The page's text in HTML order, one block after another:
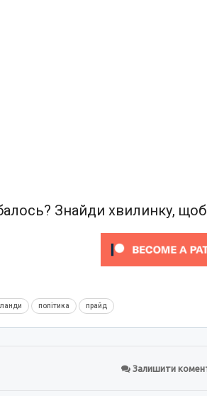
Знайди хвилинку,
політика прайд
Залишити